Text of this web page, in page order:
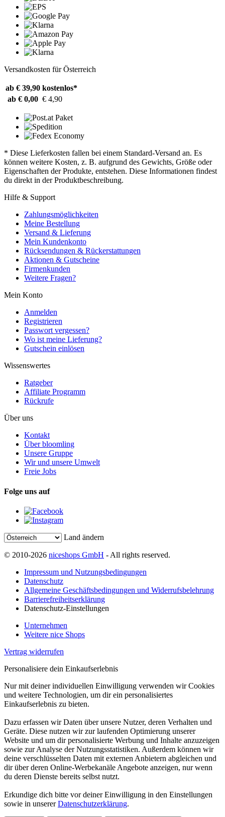
Versandkosten für Österreich
ab € 39,90 kostenlos*
ab € 0,00 € 4,90
* Diese Lieferkosten fallen bei einem Standard-Versand an. Es
können weitere Kosten, z. B. aufgrund des Gewichts, Größe oder
Eigenschaften der Produkte, entstehen. Diese Informationen findest
du direkt in der Produktbeschreibung.
Hilfe & Support
Zahlungsmöglichkeiten
Meine Bestellung
Versand & Lieferung
Mein Kundenkonto
Rücksendungen & Rückerstattungen
Aktionen & Gutscheine
Firmenkunden
Weitere Fragen?
Mein Konto
Anmelden
Registrieren
Passwort vergessen?
Wo ist meine Lieferung?
Gutschein einlösen
Wissenswertes
Ratgeber
Affiliate Programm
Rückrufe
Über uns
Kontakt
Über bloomling
Unsere Gruppe
Wir und unsere Umwelt
Freie Jobs
Folge uns auf
Land ändern
© 2010-2026 niceshops GmbH - All rights reserved.
Impressum und Nutzungsbedingungen
Datenschutz
Allgemeine Geschäftsbedingungen und Widerrufsbelehrung
Barrierefreiheitserklärung
Datenschutz-Einstellungen
Unternehmen
Weitere nice Shops
Vertrag widerrufen
Personalisiere dein Einkaufserlebnis
Nur mit deiner individuellen Einwilligung verwenden wir Cookies
und weitere Technologien, um dir ein personalisiertes
Einkaufserlebnis zu bieten.
Dazu erfassen wir Daten über unsere Nutzer, deren Verhalten und
Geräte. Diese nutzen wir zur laufenden Optimierung unserer
Website und um dir personalisierte Werbung und Inhalte anzuzeigen
sowie zur Analyse der Nutzungsstatistiken. Außerdem können wir
deine verschlüsselten Daten mit externen Anbietern abgleichen und
dir über deren Online-Werbekanäle Angebote anzeigen, nur wenn
du deren Dienste bereits selbst nutzt.
Erkundige dich bitte vor deiner Einwilligung in den Einstellungen
sowie in unsererDatenschutzerklärung.